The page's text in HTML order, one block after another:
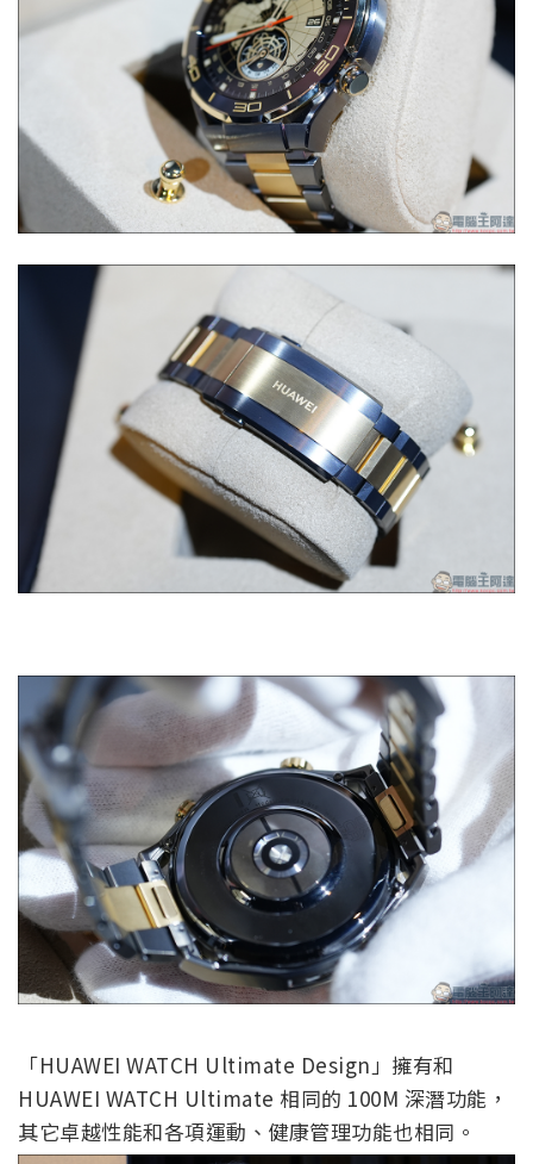
「HUAWEI WATCH Ultimate Design」擁有和
HUAWEI WATCH Ultimate 相同的 100M 深潛功能，
其它卓越性能和各項運動、健康管理功能也相同。